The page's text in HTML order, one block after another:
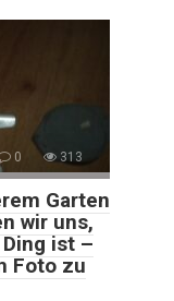
0 313
Garten
wir uns,
ist –
Foto zu